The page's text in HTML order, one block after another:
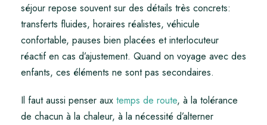
séjour repose souvent sur des détails très concrets:
transferts fluides, horaires réalistes, véhicule
confortable, pauses bien placées et interlocuteur
réactif en cas d’ajustement. Quand on voyage avec des
enfants, ces éléments ne sont pas secondaires.
Il faut aussi penser aux temps de route, à la tolérance
de chacun à la chaleur, à la nécessité d’alterner